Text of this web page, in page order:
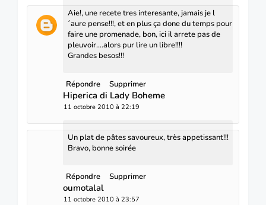
Aie!, une recete tres interesante, jamais je l
´aure pense!!!, et en plus ça done du temps pour
faire une promenade, bon, ici il arrete pas de
pleuvoir....alors pur lire un libre!!!!
Grandes besos!!!
Répondre Supprimer
Hiperica di Lady Boheme
11 octobre 2010 à 22:19
Un plat de pâtes savoureux, très appetissant!!!
Bravo, bonne soirée
Répondre Supprimer
oumotalal
11 octobre 2010 à 23:57